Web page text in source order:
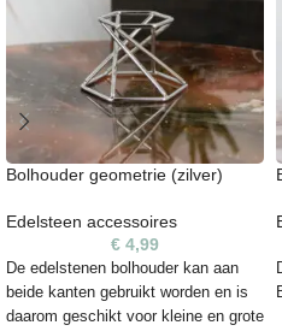
Bolhouder geometrie (zilver)
Edelsteen accessoires
€ 4,99
De edelstenen bolhouder kan aan
beide kanten gebruikt worden en is
daarom geschikt voor kleine en grote